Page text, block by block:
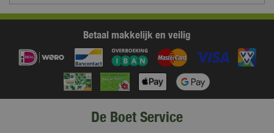
Betaal makkelijk en veilig
De Boet Service